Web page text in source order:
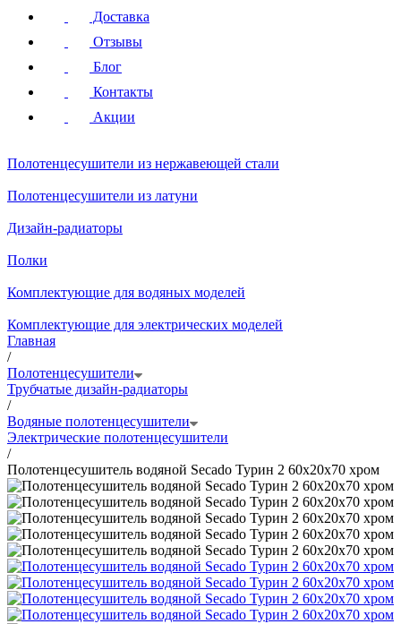
Доставка
Отзывы
Блог
Контакты
Акции
Полотенцесушители из нержавеющей стали
Полотенцесушители из латуни
Дизайн-радиаторы
Полки
Комплектующие для водяных моделей
Комплектующие для электрических моделей
Главная
/
Полотенцесушители
Трубчатые дизайн-радиаторы
/
Водяные полотенцесушители
Электрические полотенцесушители
/
Полотенцесушитель водяной Secado Турин 2 60x20x70 хром